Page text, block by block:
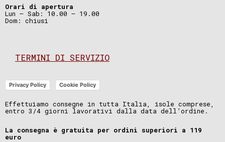
Orari di apertura
Lun – Sab: 10.00 – 19.00
Dom: chiusi
TERMINI DI SERVIZIO
Privacy Policy Cookie Policy
Effettuiamo consegne in tutta Italia, isole comprese,
entro 3/4 giorni lavorativi dalla data dell’ordine.
La consegna è gratuita per ordini superiori a 119
euro